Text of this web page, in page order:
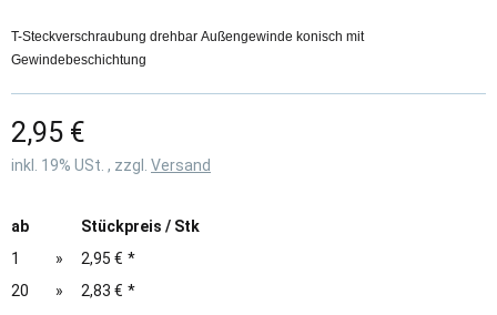
T-Steckverschraubung drehbar Außengewinde konisch mit
Gewindebeschichtung
2,95 €
inkl. 19% USt. , zzgl. Versand
ab
Stückpreis / Stk
1
» 2,95 € *
20
» 2,83 € *